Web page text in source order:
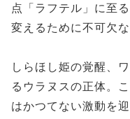
点「ラフテル」に至
変えるために不可欠な
しらほし姫の覚醒、
るウラヌスの正体。
はかつてない激動を